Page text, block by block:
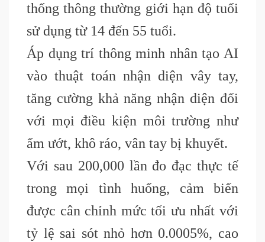
thống thông thường giới hạn độ tuổi
sử dụng từ 14 đến 55 tuổi.
Áp dụng trí thông minh nhân tạo AI
vào thuật toán nhận diện vây tay,
tăng cường khả năng nhận diện đối
với mọi điều kiện môi trường như
ẩm ướt, khô ráo, vân tay bị khuyết.
Với sau 200,000 lần đo đạc thực tế
trong mọi tình huống, cảm biến
được cân chỉnh mức tối ưu nhất với
tỷ lệ sai sót nhỏ hơn 0.0005%, cao